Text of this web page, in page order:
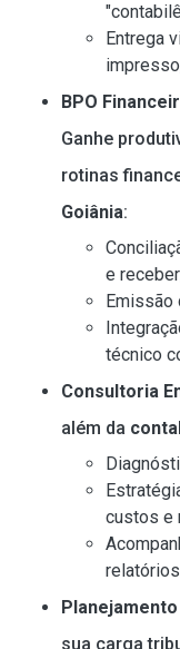
Entrega
BPO
Ganhe
rotinas
Goiânia:
e
técnico
Consultoria
além da
custos e
sua carga